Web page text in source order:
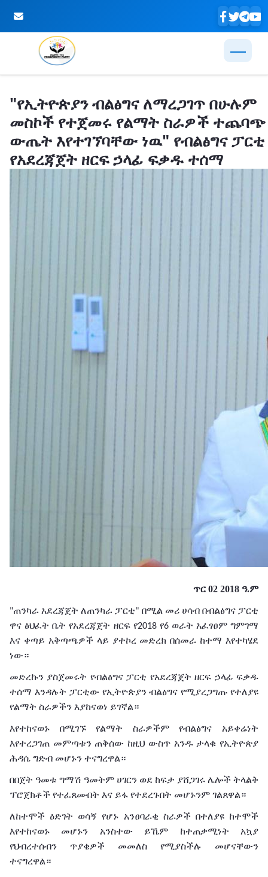
"የኢትዮጵያን ብልፅግና ለማረጋገጥ በሁሉም
መስኮች የተጀመሩ የልማት ስራዎች ተጨባጭ
ውጤት እየተገኘባቸው ነዉ" የብልፅግና ፓርቲ
የአደረጃጀት ዘርፍ ኃላፊ ፍቃዱ ተሰማ
ጥር 02 2018 ዓ.ም
"ጠንካራ አደረጃጀት ለጠንካራ ፓርቲ" በሚል መሪ ሀሳብ በብልፅግና ፓርቲ
ዋና ፅህፈት ቤት የአደረጃጀት ዘርፍ የ2018 የ6 ወራት አፈፃፀም ግምገማ
እና ቀጣይ አቅጣጫዎች ላይ ያተኮረ መድረክ በሰመራ ከተማ እየተካሄደ
ነው።
መድረኩን ያስጀመሩት የብልፅግና ፓርቲ የአደረጃጀት ዘርፍ ኃላፊ ፍቃዱ
ተሰማ እንዳሉት ፓርቲው የኢትዮጵያን ብልፅግና የሚያረጋግጡ የተለያዩ
የልማት ስራዎችን እያከናወነ ይገኛል።
እየተከናወኑ በሚገኙ የልማት ስራዎችም የብልፅግና
አይቀሬነት
እየተረጋገጠ መምጣቱን ጠቅሰው ከዚህ ውስጥ አንዱ ታላቁ የኢትዮጵያ
ሕዳሴ ግድብ መሆኑን ተናግረዋል።
በበጀት ዓመቱ ግማሽ ዓመትም ሀገርን ወደ ከፍታ ያሸጋገሩ ሌሎች ትላልቅ
ፕሮጀክቶች የተፈጸሙበት እና ይፋ የተደረጉበት መሆኑንም ገልጸዋል።
ለከተሞች ዕድገት ወሳኝ የሆኑ አንፀባራቂ ስራዎች በተለያዩ ከተሞች
እየተከናወኑ
መሆኑን አንስተው ይኼም ከተጠቃሚነት
አኳያ
የህብረተሰብን
ጥያቄዎች መመለስ የሚያስችሉ
መሆናቸውን
ተናግረዋል።